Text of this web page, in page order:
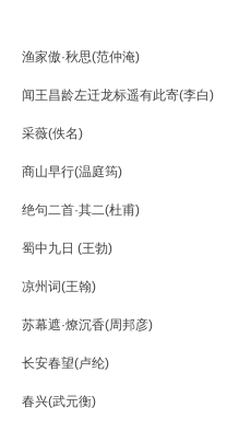
渔家傲·秋思(范仲淹)
闻王昌龄左迁龙标遥有此寄(李白)
采薇(佚名)
商山早行(温庭筠)
绝句二首·其二(杜甫)
蜀中九日 (王勃)
凉州词(王翰)
苏幕遮·燎沉香(周邦彦)
长安春望(卢纶)
春兴(武元衡)